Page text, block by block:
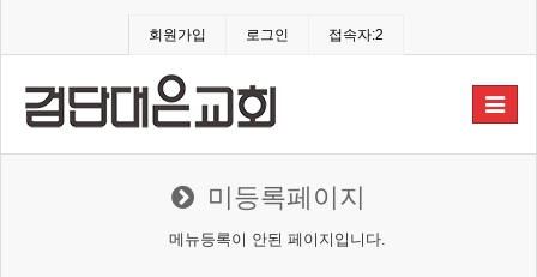
회원가입 로그인 접속자:2
Toggle
미등록페이지
메뉴등록이 안된 페이지입니다.